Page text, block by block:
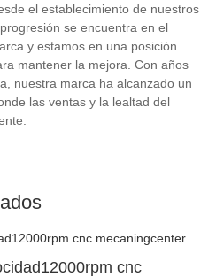
el establecimiento de nuestros
se encuentra en el
y estamos en una posición
mantener la mejora. Con años
nuestra marca ha alcanzado un
las ventas y la lealtad del
cnc